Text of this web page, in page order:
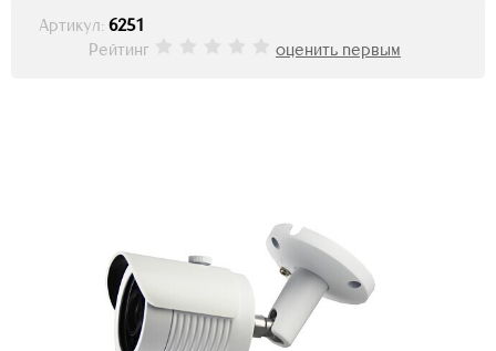
Артикул: 6251
Рейтинг
оценить первым